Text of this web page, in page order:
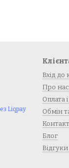
Вхід до
Про нас
Оплата
Обмін
Блог